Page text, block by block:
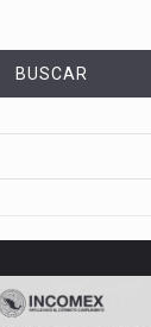
BUSCAR